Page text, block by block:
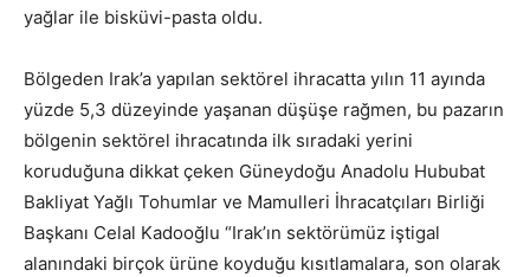
yağlar ile bisküvi-pasta oldu.
Bölgeden Irak’a yapılan sektörel ihracatta yılın 11 ayında
yüzde 5,3 düzeyinde yaşanan düşüşe rağmen, bu pazarın
bölgenin sektörel ihracatında ilk sıradaki yerini
koruduğuna dikkat çeken Güneydoğu Anadolu Hububat
Bakliyat Yağlı Tohumlar ve Mamulleri İhracatçıları Birliği
Başkanı Celal Kadooğlu “Irak’ın sektörümüz iştigal
alanındaki birçok ürüne koyduğu kısıtlamalara, son olarak